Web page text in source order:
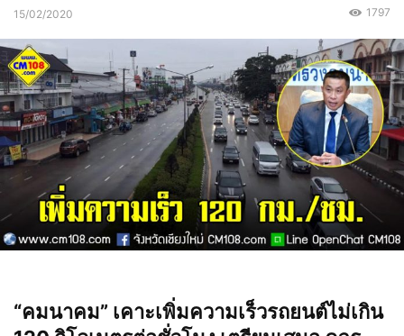
15/02/2020 1797
“คมนาคม” เคาะเพิ่มความเร็วรถยนต์ไม่เกิน